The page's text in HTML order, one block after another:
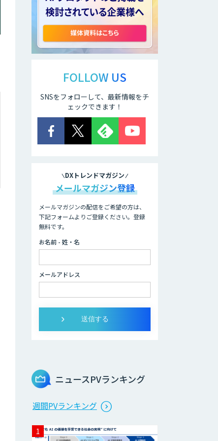
FOLLOW US
SNSをフォローして、最新情報をチ
ェックできます！
DXトレンドマガジン
メールマガジン登録
メールマガジンの配信をご希望の方は、
下記フォームよりご登録ください。登録
無料です。
お名前 - 姓・名
メールアドレス
ニュースPVランキング
週間PVランキング